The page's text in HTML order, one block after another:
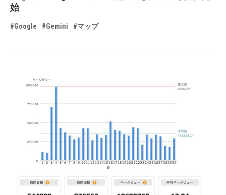
始
#Google #Gemini #マップ